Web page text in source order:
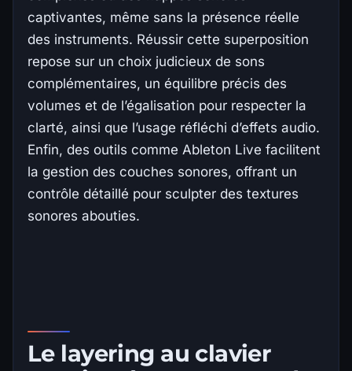
captivantes, même sans la présence réelle
des instruments. Réussir cette superposition
repose sur un choix judicieux de sons
complémentaires, un équilibre précis des
volumes et de l’égalisation pour respecter la
clarté, ainsi que l’usage réfléchi d’effets audio.
Enfin, des outils comme Ableton Live facilitent
la gestion des couches sonores, offrant un
contrôle détaillé pour sculpter des textures
sonores abouties.
Le layering au clavier